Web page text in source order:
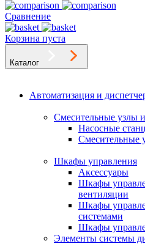
Сравнение
Корзина пуста
Каталог
Автоматизация и
Смесительные узлы
Насосные
Смесительные
Шкафы управления
Аксессуары
Шкафы
вентиляции
Шкафы
системами
Шкафы
Элементы системы